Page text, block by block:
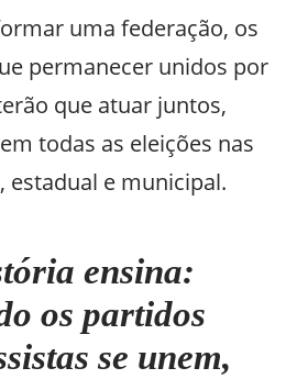
uma federação, os
permanecer unidos por
que atuar juntos,
todas as eleições nas
estadual e municipal.
ensina:
os partidos
se unem,